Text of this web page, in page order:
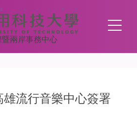
兩岸事務中心
雄流行音樂中心簽署